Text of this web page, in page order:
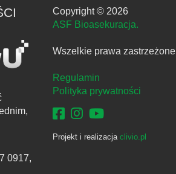
0917,
Copyright © 2026
ASF Bioasekuracja.
Wszelkie prawa zastrzeżone
Regulamin
Polityka prywatności
Projekt i realizacja clivio.pl